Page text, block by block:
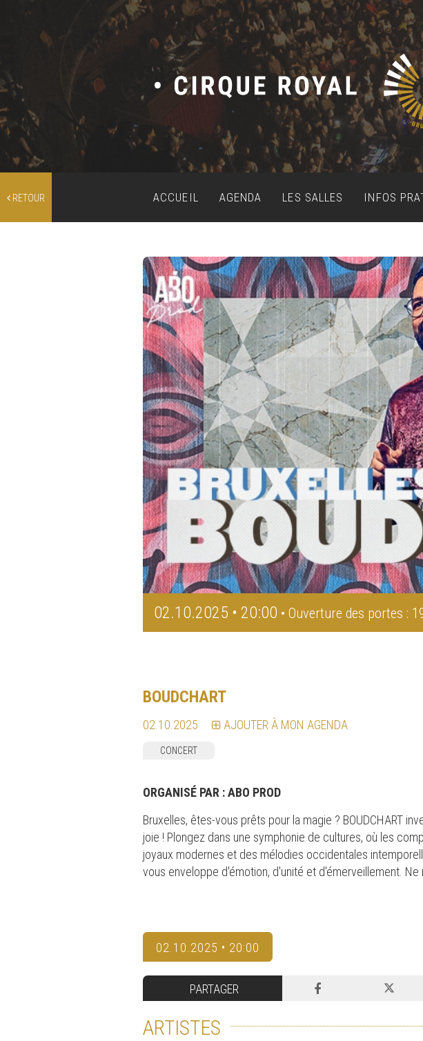
RETOUR ACCUEIL AGENDA LES SALLES INFOS
02.10.2025 • 20:00 • Ouverture des portes :
BOUDCHART
02.10.2025 AJOUTER À MON AGENDA
CONCERT
ORGANISÉ PAR :ABO PROD
Bruxelles, êtes-vous prêts pour la magie ? BOUDCHART
joie ! Plongez dans une symphonie de cultures, où les
joyaux modernes et des mélodies occidentales
vous enveloppe d'émotion, d'unité et d'émerveillement.
02.10.2025 • 20:00
PARTAGER
ARTISTES